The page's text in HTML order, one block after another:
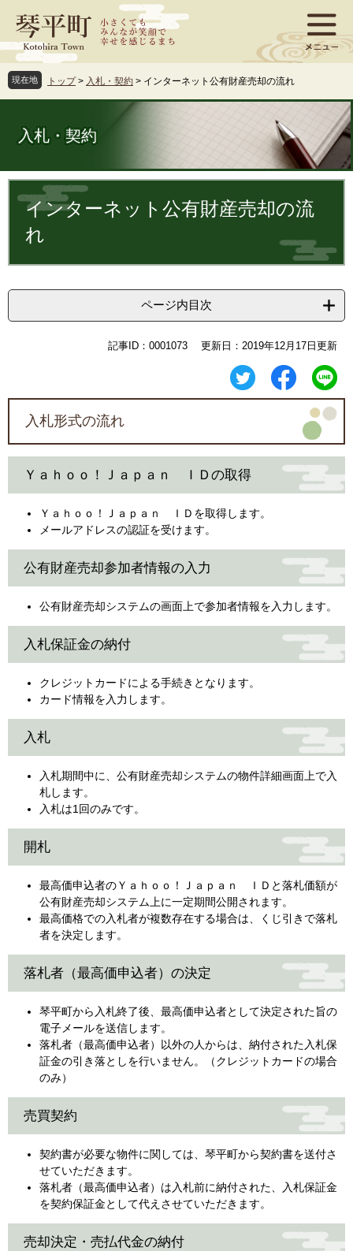
ジ
先
頭
ュ
を
飛
文
現在地 トップ > 入札・契約 > インターネット公有財産売却の流れ
入札・契約
文
インターネット公有財産売却の流
れ
ページ内目次
記事ID：0001073 更新日：2019年12月17日更新
入札形式の流れ
Ｙａｈｏｏ！Ｊａｐａｎ ＩＤの取得
Ｙａｈｏｏ！Ｊａｐａｎ ＩＤを取得します。
メールアドレスの認証を受けます。
公有財産売却参加者情報の入力
公有財産売却システムの画面上で参加者情報を入力します。
入札保証金の納付
クレジットカードによる手続きとなります。
カード情報を入力します。
入札
入札期間中に、公有財産売却システムの物件詳細画面上で入
札します。
入札は1回のみです。
開札
最高価申込者のＹａｈｏｏ！Ｊａｐａｎ ＩＤと落札価額が
公有財産売却システム上に一定期間公開されます。
最高価格での入札者が複数存在する場合は、くじ引きで落札
者を決定します。
落札者（最高価申込者）の決定
琴平町から入札終了後、最高価申込者として決定された旨の
電子メールを送信します。
落札者（最高価申込者）以外の人からは、納付された入札保
証金の引き落としを行いません。（クレジットカードの場合
のみ）
売買契約
契約書が必要な物件に関しては、琴平町から契約書を送付さ
せていただきます。
落札者（最高価申込者）は入札前に納付された、入札保証金
を契約保証金として代えさせていただきます。
売却決定・売払代金の納付